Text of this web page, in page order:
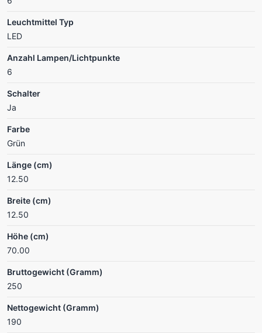
Leuchtmittel Typ
LED
Anzahl Lampen/Lichtpunkte
6
Schalter
Ja
Farbe
Grün
Länge (cm)
12.50
Breite (cm)
12.50
Höhe (cm)
70.00
Bruttogewicht (Gramm)
250
Nettogewicht (Gramm)
190